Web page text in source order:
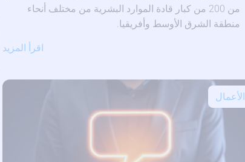
من 200 من كبار قادة الموارد البشرية من مختلف أنحاء
منطقة الشرق الأوسط وأفريقيا.
اقرأ المزيد
الأعمال